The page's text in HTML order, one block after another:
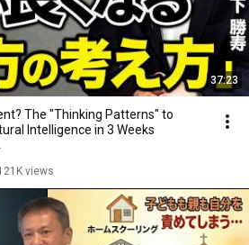
37:23
The "Thinking Patterns" to
Intelligence in 3 Weeks
views